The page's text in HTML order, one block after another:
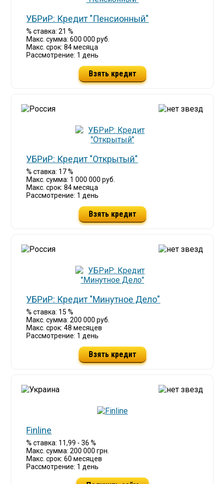
УБРиР: Кредит "Пенсионный"
% ставка: 21 %
Макс. сумма: 600 000 руб.
Макс. срок: 84 месяца
Рассмотрение: 1 день
Взять кредит
УБРиР: Кредит "Открытый"
% ставка: 17 %
Макс. сумма: 1 000 000 руб.
Макс. срок: 84 месяца
Рассмотрение: 1 день
Взять кредит
УБРиР: Кредит "Минутное Дело"
% ставка: 15 %
Макс. сумма: 200 000 руб.
Макс. срок: 48 месяцев
Рассмотрение: 1 день
Взять кредит
Finline
% ставка: 11,99 - 36 %
Макс. сумма: 200 000 грн.
Макс. срок: 60 месяцев
Рассмотрение: 1 день